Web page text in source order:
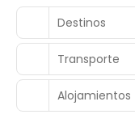
Destinos
Transporte
Alojamientos